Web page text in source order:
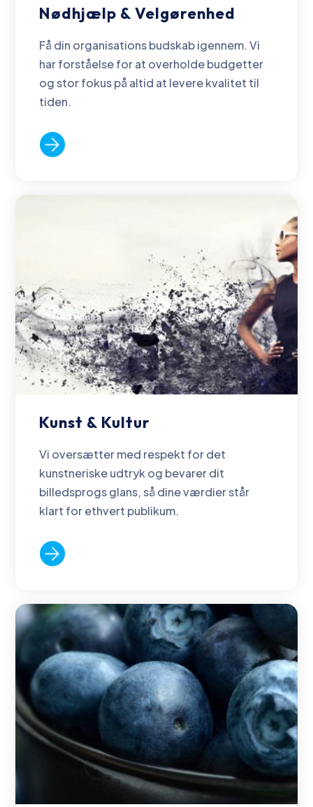
Nødhjælp & Velgørenhed
Få din organisations budskab igennem. Vi
har forståelse for at overholde budgetter
og stor fokus på altid at levere kvalitet til
tiden.
Kunst & Kultur
Vi oversætter med respekt for det
kunstneriske udtryk og bevarer dit
billedsprogs glans, så dine værdier står
klart for ethvert publikum.